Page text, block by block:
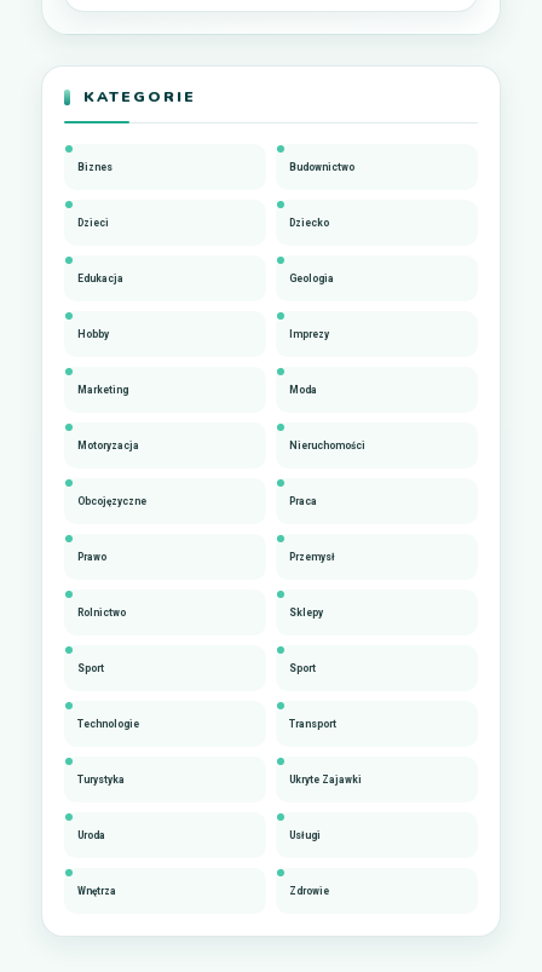
KATEGORIE
Biznes Budownictwo
Dzieci Dziecko
Edukacja Geologia
Hobby Imprezy
Marketing Moda
Motoryzacja Nieruchomości
Obcojęzyczne Praca
Prawo Przemysł
Rolnictwo Sklepy
Sport Sport
Technologie Transport
Turystyka Ukryte Zajawki
Uroda Usługi
Wnętrza Zdrowie